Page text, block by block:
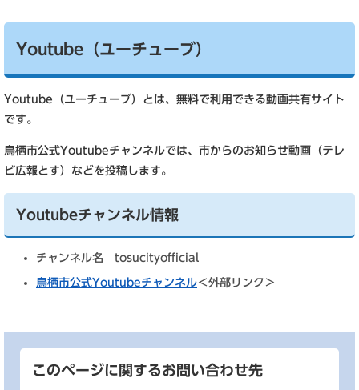
Youtube（ユーチューブ）
Youtube（ユーチューブ）とは、無料で利用できる動画共有サイト
です。
鳥栖市公式Youtubeチャンネルでは、市からのお知らせ動画（テレ
ビ広報とす）などを投稿します。
Youtubeチャンネル情報
チャンネル名 tosucityofficial
鳥栖市公式Youtubeチャンネル＜外部リンク＞
このページに関するお問い合わせ先